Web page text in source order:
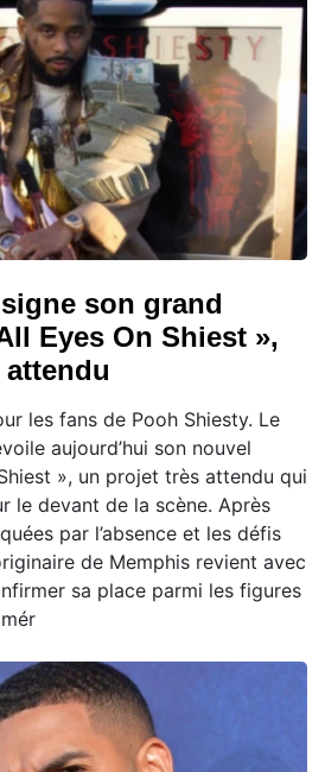
son grand
Eyes On Shiest »,
les fans de Pooh Shiesty. Le
aujourd’hui son nouvel
», un projet très attendu qui
le devant de la scène. Après
par l’absence et les défis
de Memphis revient avec
sa place parmi les figures